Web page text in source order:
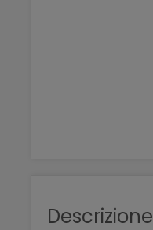
Descrizione